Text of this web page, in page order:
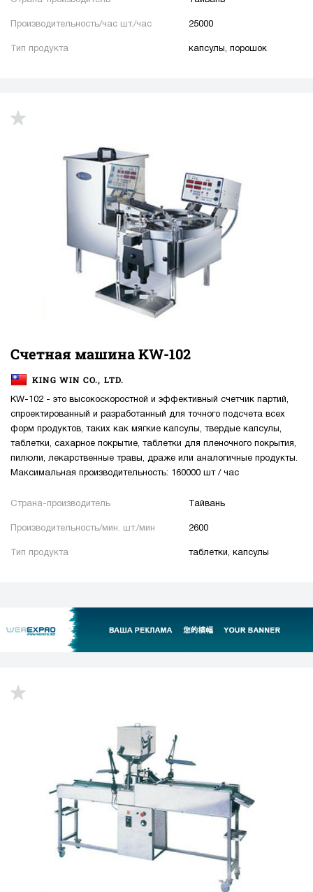
Производительность/час шт./час 25000
Тип продукта капсулы, порошок
Счетная машина KW-102
KING WIN CO., LTD.
KW-102 - это высокоскоростной и эффективный счетчик партий,
спроектированный и разработанный для точного подсчета всех
форм продуктов, таких как мягкие капсулы, твердые капсулы,
таблетки, сахарное покрытие, таблетки для пленочного покрытия,
пилюли, лекарственные травы, драже или аналогичные продукты.
Максимальная производительность: 160000 шт / час
Страна-производитель Тайвань
Производительность/мин. шт./мин 2600
Тип продукта таблетки, капсулы